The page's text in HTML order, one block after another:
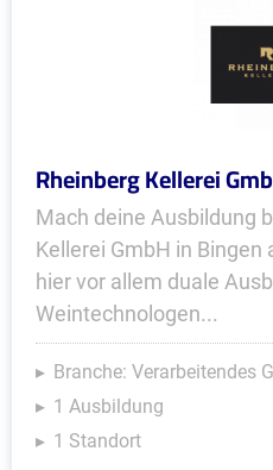
Rheinberg Kellerei
Mach deine Ausbildung
Kellerei GmbH in Bingen
hier vor allem duale
Weintechnologen...
Branche: Verarbeitendes
1 Ausbildung
1 Standort